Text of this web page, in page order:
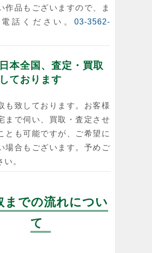
作品もございますので、ま
話ください。 03-3562-
日本全国、査定・買取
しております
も致しております。お客様
まで伺い、買取・査定させ
とも可能ですが、ご希望に
場合もございます。予めご
い。
までの流れについ
て